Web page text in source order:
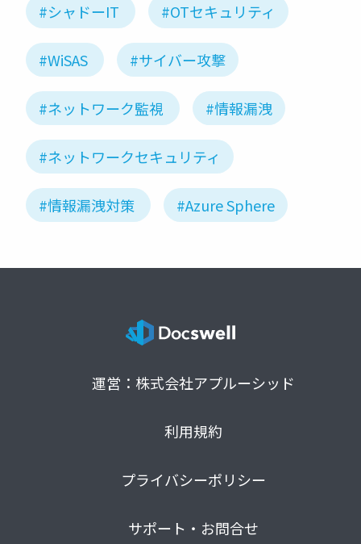
#シャドーIT #OTセキュリティ
#WiSAS #サイバー攻撃
#ネットワーク監視 #情報漏洩
#ネットワークセキュリティ
#情報漏洩対策 #Azure Sphere
運営：株式会社アプルーシッド
利用規約
プライバシーポリシー
サポート・お問合せ